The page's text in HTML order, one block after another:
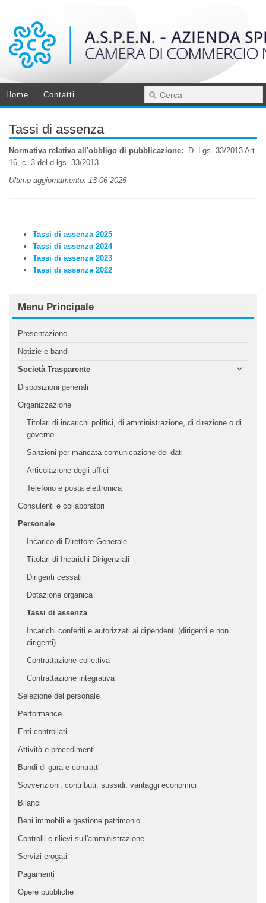
Home Contatti
Tassi di assenza
Normativa relativa all'obbligo di pubblicazione:
D. Lgs. 33/2013 Art.
16, c. 3 del d.lgs. 33/2013
Ultimo aggiornamento: 13-06-2025
Tassi di assenza 2025
Tassi di assenza 2024
Tassi di assenza 2023
Tassi di assenza 2022
Menu Principale
Presentazione
Notizie e bandi
Società Trasparente
Disposizioni generali
Organizzazione
Titolari di incarichi politici, di amministrazione, di direzione o di
governo
Sanzioni per mancata comunicazione dei dati
Articolazione degli uffici
Telefono e posta elettronica
Consulenti e collaboratori
Personale
Incarico di Direttore Generale
Titolari di Incarichi Dirigenziali
Dirigenti cessati
Dotazione organica
Tassi di assenza
Incarichi conferiti e autorizzati ai dipendenti (dirigenti e non
dirigenti)
Contrattazione collettiva
Contrattazione integrativa
Selezione del personale
Performance
Enti controllati
Attività e procedimenti
Bandi di gara e contratti
Sovvenzioni, contributi, sussidi, vantaggi economici
Bilanci
Beni immobili e gestione patrimonio
Controlli e rilievi sull'amministrazione
Servizi erogati
Pagamenti
Opere pubbliche